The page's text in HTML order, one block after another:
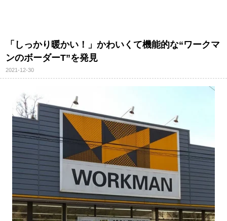
「しっかり暖かい！」かわいくて機能的な“ワークマ
ンのボーダーT”を発見
2021-12-30